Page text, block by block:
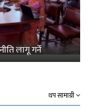
लागू गर्ने
थप सामाग्री